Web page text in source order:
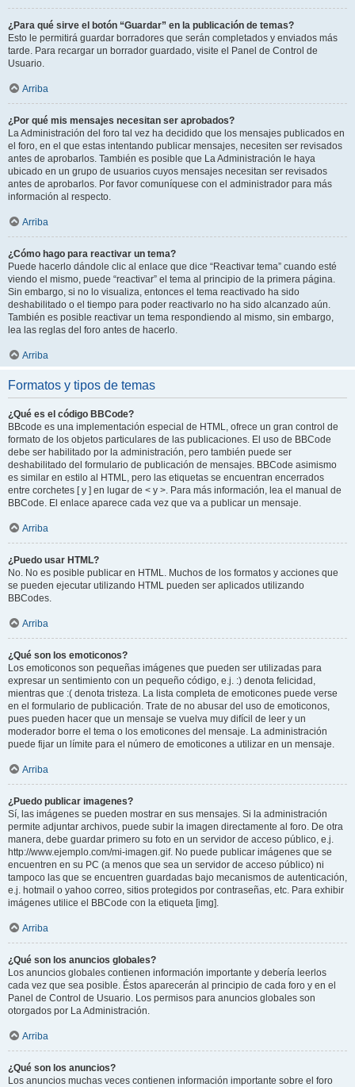
¿Para qué sirve el botón “Guardar” en la publicación de temas?
Esto le permitirá guardar borradores que serán completados y enviados más
tarde. Para recargar un borrador guardado, visite el Panel de Control de
Usuario.
Arriba
¿Por qué mis mensajes necesitan ser aprobados?
La Administración del foro tal vez ha decidido que los mensajes publicados en
el foro, en el que estas intentando publicar mensajes, necesiten ser revisados
antes de aprobarlos. También es posible que La Administración le haya
ubicado en un grupo de usuarios cuyos mensajes necesitan ser revisados
antes de aprobarlos. Por favor comuníquese con el administrador para más
información al respecto.
Arriba
¿Cómo hago para reactivar un tema?
Puede hacerlo dándole clic al enlace que dice “Reactivar tema” cuando esté
viendo el mismo, puede “reactivar” el tema al principio de la primera página.
Sin embargo, si no lo visualiza, entonces el tema reactivado ha sido
deshabilitado o el tiempo para poder reactivarlo no ha sido alcanzado aún.
También es posible reactivar un tema respondiendo al mismo, sin embargo,
lea las reglas del foro antes de hacerlo.
Arriba
Formatos y tipos de temas
¿Qué es el código BBCode?
BBcode es una implementación especial de HTML, ofrece un gran control de
formato de los objetos particulares de las publicaciones. El uso de BBCode
debe ser habilitado por la administración, pero también puede ser
deshabilitado del formulario de publicación de mensajes. BBCode asimismo
es similar en estilo al HTML, pero las etiquetas se encuentran encerrados
entre corchetes [ y ] en lugar de < y >. Para más información, lea el manual de
BBCode. El enlace aparece cada vez que va a publicar un mensaje.
Arriba
¿Puedo usar HTML?
No. No es posible publicar en HTML. Muchos de los formatos y acciones que
se pueden ejecutar utilizando HTML pueden ser aplicados utilizando
BBCodes.
Arriba
¿Qué son los emoticonos?
Los emoticonos son pequeñas imágenes que pueden ser utilizadas para
expresar un sentimiento con un pequeño código, e.j. :) denota felicidad,
mientras que :( denota tristeza. La lista completa de emoticones puede verse
en el formulario de publicación. Trate de no abusar del uso de emoticonos,
pues pueden hacer que un mensaje se vuelva muy difícil de leer y un
moderador borre el tema o los emoticones del mensaje. La administración
puede fijar un límite para el número de emoticones a utilizar en un mensaje.
Arriba
¿Puedo publicar imagenes?
Sí, las imágenes se pueden mostrar en sus mensajes. Si la administración
permite adjuntar archivos, puede subir la imagen directamente al foro. De otra
manera, debe guardar primero su foto en un servidor de acceso público, e.j.
http://www.ejemplo.com/mi-imagen.gif. No puede publicar imágenes que se
encuentren en su PC (a menos que sea un servidor de acceso público) ni
tampoco las que se encuentren guardadas bajo mecanismos de autenticación,
e.j. hotmail o yahoo correo, sitios protegidos por contraseñas, etc. Para exhibir
imágenes utilice el BBCode con la etiqueta [img].
Arriba
¿Qué son los anuncios globales?
Los anuncios globales contienen información importante y debería leerlos
cada vez que sea posible. Éstos aparecerán al principio de cada foro y en el
Panel de Control de Usuario. Los permisos para anuncios globales son
otorgados por La Administración.
Arriba
¿Qué son los anuncios?
Los anuncios muchas veces contienen información importante sobre el foro